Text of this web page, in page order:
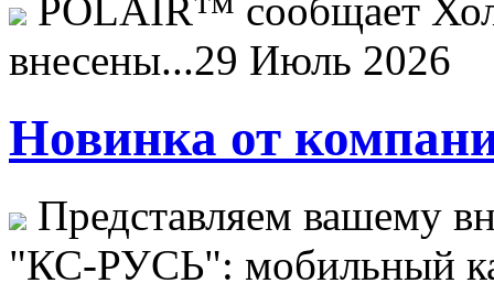
POLAIR™ сообщает
внесены...29 Июль 2026
Новинка от
Представляем вашему
"КС-РУСЬ": мобильный